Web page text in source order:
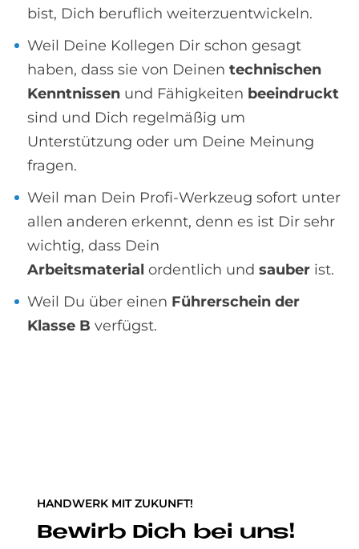
bist, Dich beruflich weiterzuentwickeln.
Weil Deine Kollegen Dir schon gesagt
haben, dass sie von Deinen technischen
Kenntnissen und Fähigkeiten beeindruckt
sind und Dich regelmäßig um
Unterstützung oder um Deine Meinung
fragen.
Weil man Dein Profi-Werkzeug sofort unter
allen anderen erkennt, denn es ist Dir sehr
wichtig, dass Dein
Arbeitsmaterial ordentlich und sauber ist.
Weil Du über einen Führerschein der
Klasse B verfügst.
HANDWERK MIT ZUKUNFT!
Be­wirb Dich bei uns!